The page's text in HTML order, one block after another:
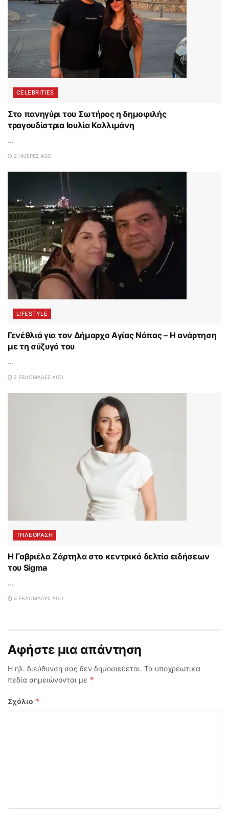
CELEBRITIES
Στο πανηγύρι του Σωτήρος η δημοφιλής
τραγουδίστρια Ιουλία Καλλιμάνη
...
2 ΗΜΈΡΕΣ AGO
LIFESTYLE
Γενέθλιά για τον Δήμαρχο Αγίας Νάπας – Η ανάρτηση
με τη σύζυγό του
...
2 ΕΒΔΟΜΆΔΕΣ AGO
ΤΗΛΕΟΡΑΣΗ
Η Γαβριέλα Ζάρτηλα στο κεντρικό δελτίο ειδήσεων
του Sigma
...
4 ΕΒΔΟΜΆΔΕΣ AGO
Αφήστε μια απάντηση
Η ηλ. διεύθυνση σας δεν δημοσιεύεται. Τα υποχρεωτικά
πεδία σημειώνονται με *
Σχόλιο *